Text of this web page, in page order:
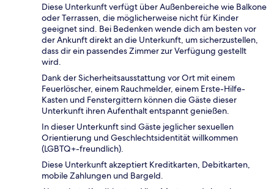
Diese Unterkunft verfügt über Außenbereiche wie Balkone
oder Terrassen, die möglicherweise nicht für Kinder
geeignet sind. Bei Bedenken wende dich am besten vor
der Ankunft direkt an die Unterkunft, um sicherzustellen,
dass dir ein passendes Zimmer zur Verfügung gestellt
wird.
Dank der Sicherheitsausstattung vor Ort mit einem
Feuerlöscher, einem Rauchmelder, einem Erste-Hilfe-
Kasten und Fenstergittern können die Gäste dieser
Unterkunft ihren Aufenthalt entspannt genießen.
In dieser Unterkunft sind Gäste jeglicher sexuellen
Orientierung und Geschlechtsidentität willkommen
(LGBTQ+-freundlich).
Diese Unterkunft akzeptiert Kreditkarten, Debitkarten,
mobile Zahlungen und Bargeld.